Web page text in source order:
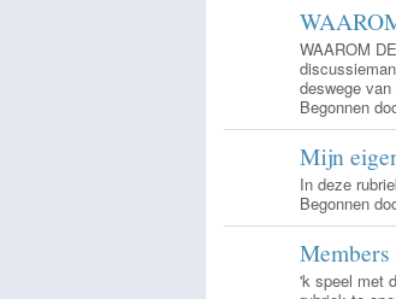
WAAROM
deswege
Begonnen
Mijn
In deze
Begonnen
'k speel met